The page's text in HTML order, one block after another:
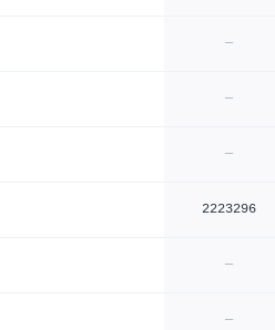
—
—
—
2223296
—
—